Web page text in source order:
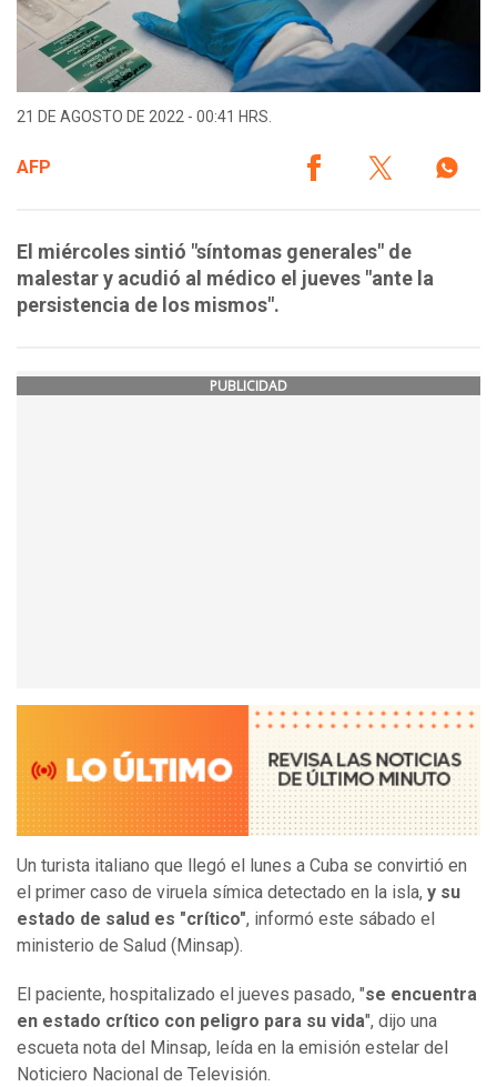
21 DE AGOSTO DE 2022 - 00:41 HRS.
AFP
El miércoles sintió "síntomas generales" de
malestar y acudió al médico el jueves "ante la
persistencia de los mismos".
PUBLICIDAD
Un turista italiano que llegó el lunes a Cuba se convirtió en
el primer caso de viruela símica detectado en la isla, y su
estado de salud es "crítico", informó este sábado el
ministerio de Salud (Minsap).
El paciente, hospitalizado el jueves pasado, "se encuentra
en estado crítico con peligro para su vida", dijo una
escueta nota del Minsap, leída en la emisión estelar del
Noticiero Nacional de Televisión.